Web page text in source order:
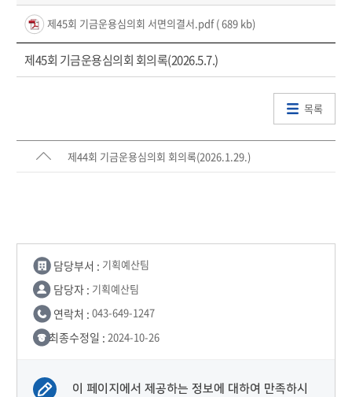
제45회 기금운용심의회 서면의결서.pdf( 689 kb)
제45회 기금운용심의회 회의록(2026.5.7.)
목록
제44회 기금운용심의회 회의록(2026.1.29.)
담당부서 : 기획예산팀
담당자 : 기획예산팀
연락처 : 043-649-1247
최종수정일 : 2024-10-26
이 페이지에서 제공하는 정보에 대하여 만족하시